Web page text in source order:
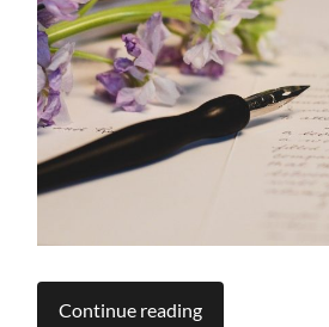
Continue reading